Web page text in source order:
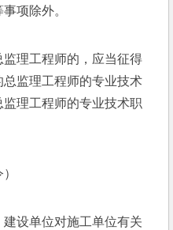
项除外。
理工程师的，应当征得
监理工程师的专业技术
理工程师的专业技术职
设单位对施工单位有关